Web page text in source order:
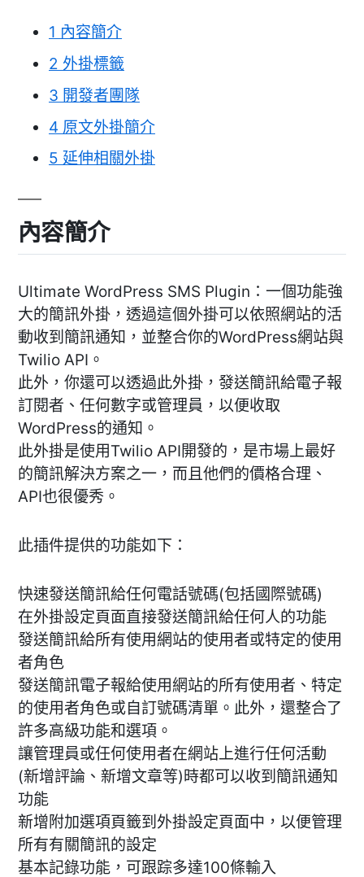
1 內容簡介
2 外掛標籤
3 開發者團隊
4 原文外掛簡介
5 延伸相關外掛
內容簡介
Ultimate WordPress SMS Plugin：一個功能強
大的簡訊外掛，透過這個外掛可以依照網站的活
動收到簡訊通知，並整合你的WordPress網站與
Twilio API。
此外，你還可以透過此外掛，發送簡訊給電子報
訂閱者、任何數字或管理員，以便收取
WordPress的通知。
此外掛是使用Twilio API開發的，是市場上最好
的簡訊解決方案之一，而且他們的價格合理、
API也很優秀。
此插件提供的功能如下：
快速發送簡訊給任何電話號碼(包括國際號碼)
在外掛設定頁面直接發送簡訊給任何人的功能
發送簡訊給所有使用網站的使用者或特定的使用
者角色
發送簡訊電子報給使用網站的所有使用者、特定
的使用者角色或自訂號碼清單。此外，還整合了
許多高級功能和選項。
讓管理員或任何使用者在網站上進行任何活動
(新增評論、新增文章等)時都可以收到簡訊通知
功能
新增附加選項頁籤到外掛設定頁面中，以便管理
所有有關簡訊的設定
基本記錄功能，可跟踪多達100條輸入